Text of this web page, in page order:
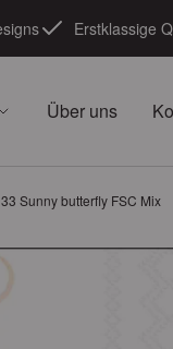
Erstklassige
Über uns
Sunny butterfly FSC Mix